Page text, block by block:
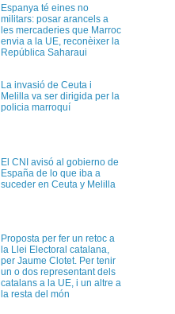
Espanya té eines no
militars: posar arancels a
les mercaderies que Marroc
envia a la UE, reconèixer la
República Saharaui
La invasió de Ceuta i
Melilla va ser dirigida per la
policia marroquí
El CNI avisó al gobierno de
España de lo que iba a
suceder en Ceuta y Melilla
Proposta per fer un retoc a
la Llei Electoral catalana,
per Jaume Clotet. Per tenir
un o dos representant dels
catalans a la UE, i un altre a
la resta del món